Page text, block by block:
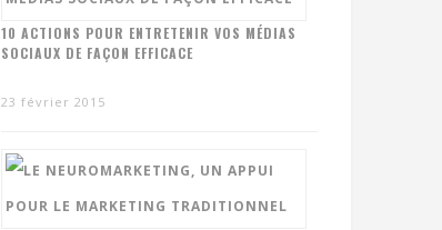
10 ACTIONS POUR ENTRETENIR VOS MÉDIAS
SOCIAUX DE FAÇON EFFICACE
23 février 2015